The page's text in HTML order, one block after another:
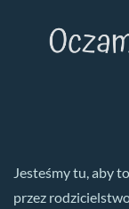
Jesteśmy tu, aby
przez